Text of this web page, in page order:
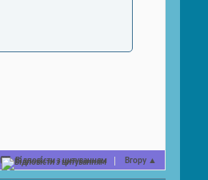
Відповісти з цитуванням Вгору ▲